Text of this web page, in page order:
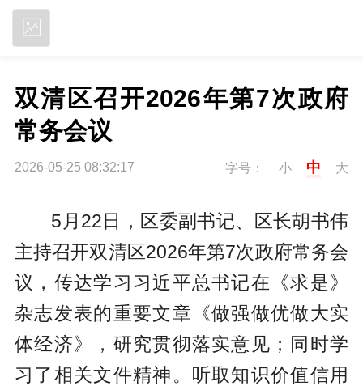
双清区召开2026年第7次政府
常务会议
2026-05-25 08:32:17 字号： 小 中 大
5月22日，区委副书记、区长胡书伟
主持召开双清区2026年第7次政府常务会
议，传达学习习近平总书记在《求是》
杂志发表的重要文章《做强做优做大实
体经济》，研究贯彻落实意见；同时学
习了相关文件精神。听取知识价值信用